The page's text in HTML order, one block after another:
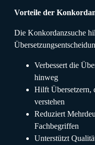
Vorteile der
Die Konkordanzsuche
Verbessert die
hinweg
Hilft Übersetzern,
verstehen
Reduziert
Fachbegriffen
Unterstützt